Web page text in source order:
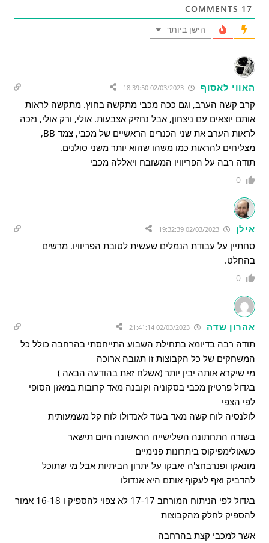
17
הישן ביותר
האווי לאסוף 02/03/2023 18:39:50
קרב קשה הערב, וגם ככה מכבי מתקשה בחוץ. מתקשה לראות
אותם יוצאים עם ניצחון, אבל נחזיק אצבעות. אולי, ורק אולי, נזכה
לראות הערב את שני הכנרים הראשיים של מכבי, צמד BB,
מצליחים להראות כמו משהו שהוא יותר משני סולנים.
תודה רבה על הפריוויו המשובח ויאללה מכבי
0
אילן 02/03/2023 19:32:39
סחתיין על עבודת הנמלים שעשית לטובת הפריוויו. מרשים
בהחלט.
0
אהרון שדה
תודה רבה בדיומא בתחילת השבוע התייחסתי בהרחבה כולל כל
המשחקים של כל הקבוצות זו תגובה ארוכה
מי שיקרא אותה יבין יותר (אשלח זאת בהודעה הבאה )
בגדול פרטיזן מכבי בסקוניה וקובנה מאד קרובות במאזן הסופי
לפי הצפי
לולנסיה לוח קשה מאד בעוד לאנדולו לוח קל משמעותית
בשורה התחתונה השלישייה הראשונה היום תישאר
כשאולימפיקוס ביתרונות פנימיים
מונאקו ופנרבחצ'ה יאבקו על יתרון הביתיות אבל מי שתוכל
להדביק ואף לעקוף אותם היא אנדולו
בגדול לפי הניתוח המורחב 17-17 לא צפוי להספיק ו 16-18 אמור
להספיק לחלק מהקבוצות
אשר למכבי קצת בהרחבה